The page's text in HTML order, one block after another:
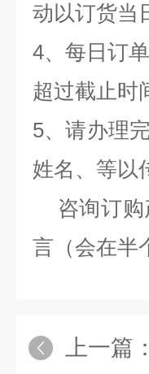
动以订货当
4、每日订
超过截止时
5、请办理
姓名、等以
咨询订购
言（会在半
上一篇：